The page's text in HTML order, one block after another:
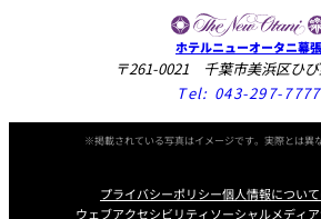
ホテルニューオータニ幕張
〒261-0021 千葉市美浜区ひ
Tel: 043-297-7777
※掲載されている写真はイメージです。実際とは異
プライバシーポリシー個人情報につい
ウェブアクセシビリティソーシャルメディ